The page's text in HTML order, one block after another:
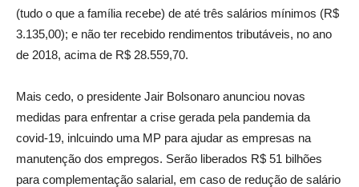
(tudo o que a família recebe) de até três salários mínimos (R$
3.135,00); e não ter recebido rendimentos tributáveis, no ano
de 2018, acima de R$ 28.559,70.
Mais cedo, o presidente Jair Bolsonaro anunciou novas
medidas para enfrentar a crise gerada pela pandemia da
covid-19, inlcuindo uma MP para ajudar as empresas na
manutenção dos empregos. Serão liberados R$ 51 bilhões
para complementação salarial, em caso de redução de salário